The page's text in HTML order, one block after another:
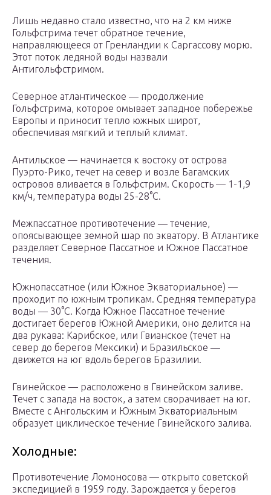
Лишь недавно стало известно, что на 2 км ниже
Гольфстрима течет обратное течение,
направляющееся от Гренландии к Саргассову морю.
Этот поток ледяной воды назвали
Антигольфстримом.
Северное атлантическое — продолжение
Гольфстрима, которое омывает западное побережье
Европы и приносит тепло южных широт,
обеспечивая мягкий и теплый климат.
Антильское — начинается к востоку от острова
Пуэрто-Рико, течет на север и возле Багамских
островов вливается в Гольфстрим. Скорость — 1-1,9
км/ч, температура воды 25-28°C.
Межпассатное противотечение — течение,
опоясывающее земной шар по экватору. В Атлантике
разделяет Северное Пассатное и Южное Пассатное
течения.
Южнопассатное (или Южное Экваториальное) —
проходит по южным тропикам. Средняя температура
воды — 30°C. Когда Южное Пассатное течение
достигает берегов Южной Америки, оно делится на
два рукава: Карибское, или Гвианское (течет на
север до берегов Мексики) и Бразильское —
движется на юг вдоль берегов Бразилии.
Гвинейское — расположено в Гвинейском заливе.
Течет с запада на восток, а затем сворачивает на юг.
Вместе с Ангольским и Южным Экваториальным
образует циклическое течение Гвинейского залива.
Холодные:
Противотечение Ломоносова — открыто советской
экспедицией в 1959 году. Зарождается у берегов